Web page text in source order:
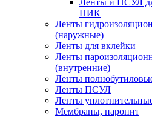
Ленты и ПСУЛ
ПИК
Ленты
(наружные)
Ленты для вклейки
Ленты
(внутренние)
Ленты
Ленты ПСУЛ
Ленты
Мембраны, паронит